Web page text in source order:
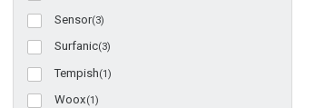
Sensor(3)
Surfanic(3)
Tempish(1)
Woox(1)